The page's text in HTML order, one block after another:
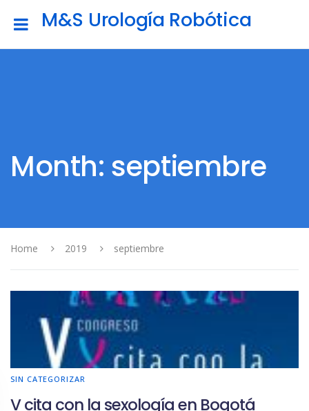
M&S Urología Robótica
Month: septiembre
Home 2019 septiembre
SIN CATEGORIZAR
V cita con la sexología en Bogotá